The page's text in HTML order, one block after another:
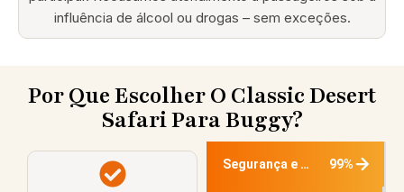
influência de álcool ou drogas – sem exceções.
Por Que Escolher O Classic Desert
Safari Para Buggy?
Segurança e Profissionalismo 99%